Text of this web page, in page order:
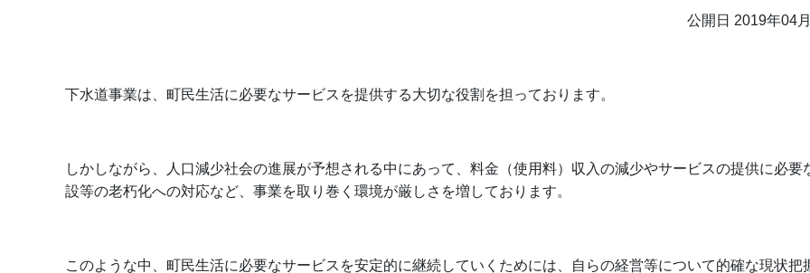
公開日 2019年04
下水道事業は、町民生活に必要なサービスを提供する大切な役割を担っております。
しかしながら、人口減少社会の進展が予想される中にあって、料金（使用料）収入の減少やサービスの提供に必要
設等の老朽化への対応など、事業を取り巻く環境が厳しさを増しております。
このような中、町民生活に必要なサービスを安定的に継続していくためには、自らの経営等について的確な現状把